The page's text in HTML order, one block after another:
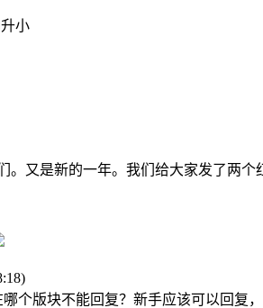
小
。又是新的一年。我们给大家发了两
个版块不能回复？新手应该可以回复